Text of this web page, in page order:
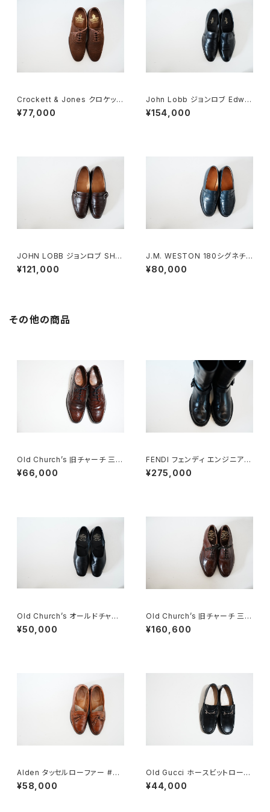
Crockett & Jones クロケット
&ジョーンズ フルブローグ スエ
ード 7E
¥77,000
John Lobb ジョンロブ Edwar
d 7E
¥154,000
JOHN LOBB ジョンロブ SHA
W シングルモンクローファー 7
E
¥121,000
J.M. WESTON 180シグネチャ
ーローファー 7D NAVY
¥80,000
その他の商品
Old Church’s 旧チャーチ 三都
市 Grafton グラフトン 100F
¥66,000
FENDI フェンディ エンジニアブ
ーツ 8.5
¥275,000
Old Church’s オールドチャー
チ 四都市 ドクターシューズ 8.5
F
¥50,000
Old Church’s 旧チャーチ 三都
市 HICKSTEAD 65G DEADS
TOCK
¥160,600
Alden タッセルローファー #60
4 6E
¥58,000
Old Gucci ホースビットローフ
ァー 34C BK
¥44,000